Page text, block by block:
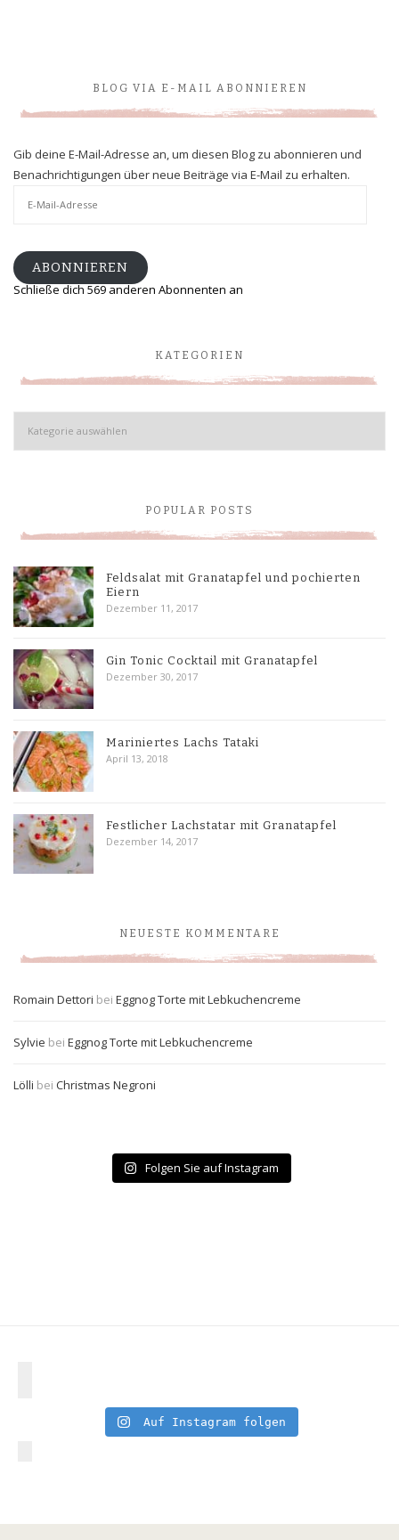
BLOG VIA E-MAIL ABONNIEREN
Gib deine E-Mail-Adresse an, um diesen Blog zu abonnieren und
Benachrichtigungen über neue Beiträge via E-Mail zu erhalten.
ABONNIEREN
Schließe dich 569 anderen Abonnenten an
KATEGORIEN
Kategorien
POPULAR POSTS
Feldsalat mit Granatapfel und pochierten
Eiern
Dezember 11, 2017
Gin Tonic Cocktail mit Granatapfel
Dezember 30, 2017
Mariniertes Lachs Tataki
April 13, 2018
Festlicher Lachstatar mit Granatapfel
Dezember 14, 2017
NEUESTE KOMMENTARE
Romain Dettori bei Eggnog Torte mit Lebkuchencreme
Sylvie bei Eggnog Torte mit Lebkuchencreme
Lölli bei Christmas Negroni
Folgen Sie auf Instagram
Auf Instagram folgen